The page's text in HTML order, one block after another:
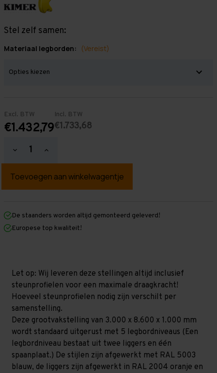
Stel zelf samen:
Materiaal legborden: (Vereist)
Excl. BTW
€1.432,79
Incl. BTW
€1.733,68
Hoeveelheid
verlagen
Grootvakstelling
mm
mm
x
1.000
niveaus
Hoeveelheid
verhogen
Grootvakstelling
mm
mm
1.000
niveaus
De staanders worden altijd gemonteerd geleverd!
Europese top kwaliteit!
Let op: Wij leveren deze stellingen altijd inclusief
steunprofielen voor een maximale draagkracht!
Hoeveel steunprofielen nodig zijn verschilt per
samenstelling.
Deze grootvakstelling van 3.000 x 8.600 x 1.000 mm
wordt standaard uitgerust met 5 legbordniveaus (Een
legbordniveau bestaat uit twee liggers en één
spaanplaat.) De stijlen zijn afgewerkt met RAL 5003
blauw, de liggers zijn afgewerkt in RAL 2004 oranje en